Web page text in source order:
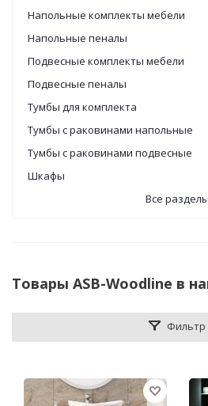
Напольные комплекты мебели
Напольные пеналы
Подвесные комплекты мебели
Подвесные пеналы
Тумбы для комплекта
Тумбы с раковинами напольные
Тумбы с раковинами подвесные
Шкафы
Все разделы
Товары ASB-Woodline в
Фильтр